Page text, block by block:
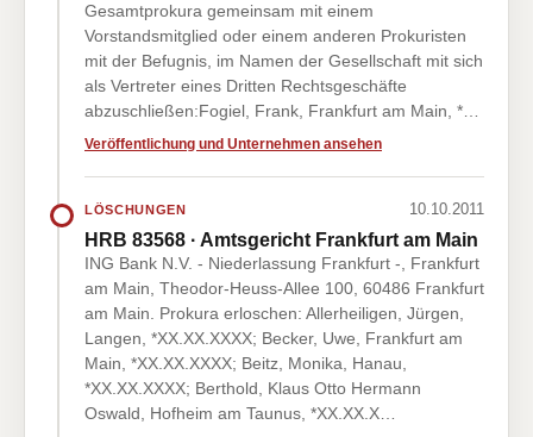
Gesamtprokura gemeinsam mit einem
Vorstandsmitglied oder einem anderen Prokuristen
mit der Befugnis, im Namen der Gesellschaft mit sich
als Vertreter eines Dritten Rechtsgeschäfte
abzuschließen:Fogiel, Frank, Frankfurt am Main, *…
Veröffentlichung und Unternehmen ansehen
LÖSCHUNGEN 10.10.2011
HRB 83568 · Amtsgericht Frankfurt am Main
ING Bank N.V. - Niederlassung Frankfurt -, Frankfurt
am Main, Theodor-Heuss-Allee 100, 60486 Frankfurt
am Main. Prokura erloschen: Allerheiligen, Jürgen,
Langen, *XX.XX.XXXX; Becker, Uwe, Frankfurt am
Main, *XX.XX.XXXX; Beitz, Monika, Hanau,
*XX.XX.XXXX; Berthold, Klaus Otto Hermann
Oswald, Hofheim am Taunus, *XX.XX.X…